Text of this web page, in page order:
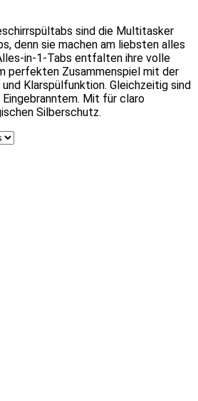
sind die Multitasker
denn sie machen am liebsten alles
in-1-Tabs entfalten ihre volle
perfekten Zusammenspiel mit der
Klarspülfunktion. Gleichzeitig sind
Mit für claro
Silberschutz.